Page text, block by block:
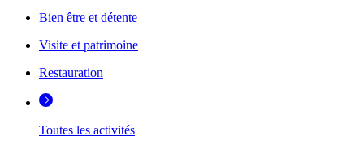
Bien être et détente
Visite et patrimoine
Restauration
Toutes les activités